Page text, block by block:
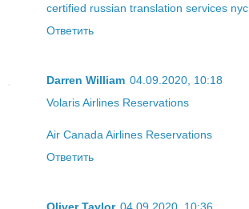
certified russian translation services nyc
Ответить
Darren William 04.09.2020, 10:18
Volaris Airlines Reservations
Air Canada Airlines Reservations
Ответить
Oliver Taylor 04.09.2020, 10:36